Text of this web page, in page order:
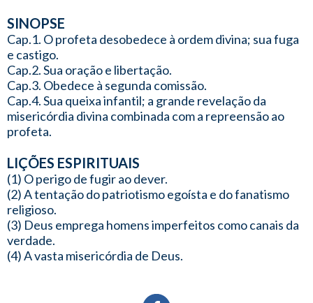
SINOPSE
Cap.1. O profeta desobedece à ordem divina; sua fuga
e castigo.
Cap.2. Sua oração e libertação.
Cap.3. Obedece à segunda comissão.
Cap.4. Sua queixa infantil; a grande revelação da
misericórdia divina combinada com a repreensão ao
profeta.
LIÇÕES ESPIRITUAIS
(1) O perigo de fugir ao dever.
(2) A tentação do patriotismo egoísta e do fanatismo
religioso.
(3) Deus emprega homens imperfeitos como canais da
verdade.
(4) A vasta misericórdia de Deus.